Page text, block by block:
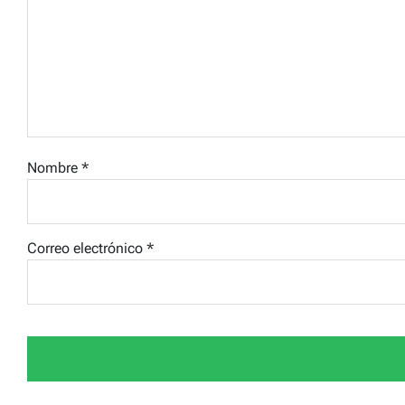
Nombre *
Correo electrónico *